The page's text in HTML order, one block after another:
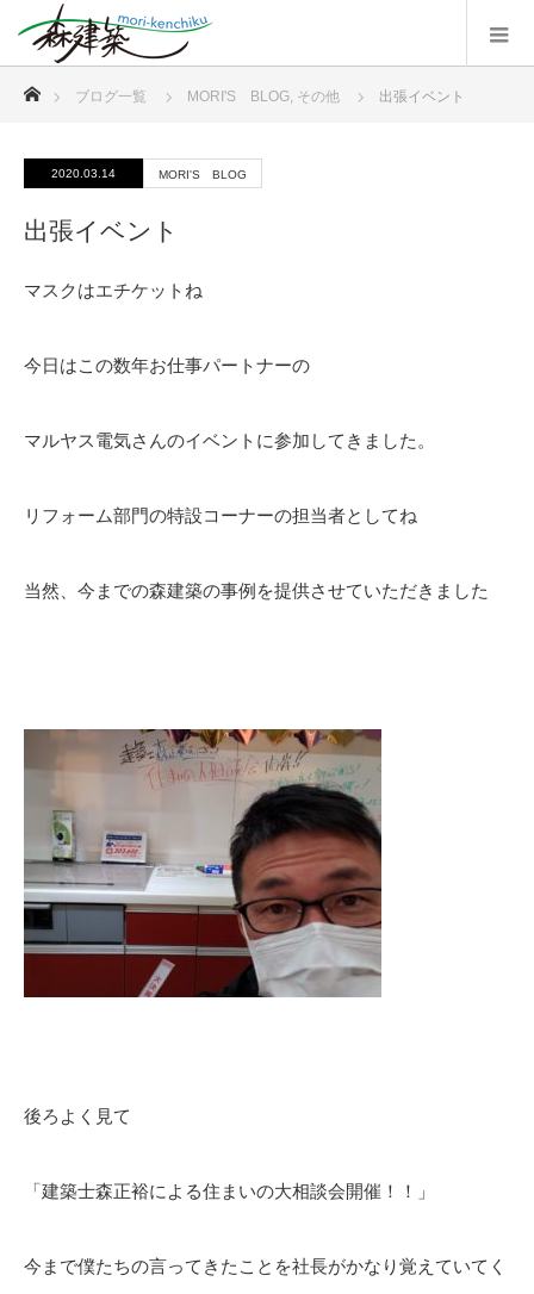
ブログ一覧 MORI'S BLOG, その他 出張イベント
2020.03.14 MORI'S BLOG
出張イベント
マスクはエチケットね
今日はこの数年お仕事パートナーの
マルヤス電気さんのイベントに参加してきました。
リフォーム部門の特設コーナーの担当者としてね
当然、今までの森建築の事例を提供させていただきました
後ろよく見て
「建築士森正裕による住まいの大相談会開催！！」
今まで僕たちの言ってきたことを社長がかなり覚えていてく